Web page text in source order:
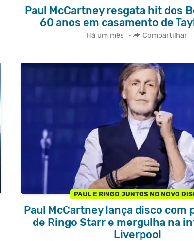
Paul McCartney resgata hit dos
60 anos em casamento de
Há um mês • Compartilhar
PAUL E RINGO JUNTOS NO NOVO
Paul McCartney lança disco com
de Ringo Starr e mergulha na
Liverpool